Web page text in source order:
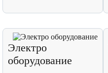
Электро
оборудование